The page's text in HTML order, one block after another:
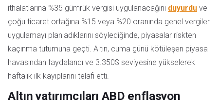
ithalatlarına %35 gümrük vergisi uygulanacağını duyurdu ve
çoğu ticaret ortağına %15 veya %20 oranında genel vergiler
uygulamayı planladıklarını söylediğinde, piyasalar riskten
kaçınma tutumuna geçti. Altın, cuma günü kötüleşen piyasa
havasından faydalandı ve 3.350$ seviyesine yükselerek
haftalık ilk kayıplarını telafi etti.
Altın yatırımcıları ABD enflasyon